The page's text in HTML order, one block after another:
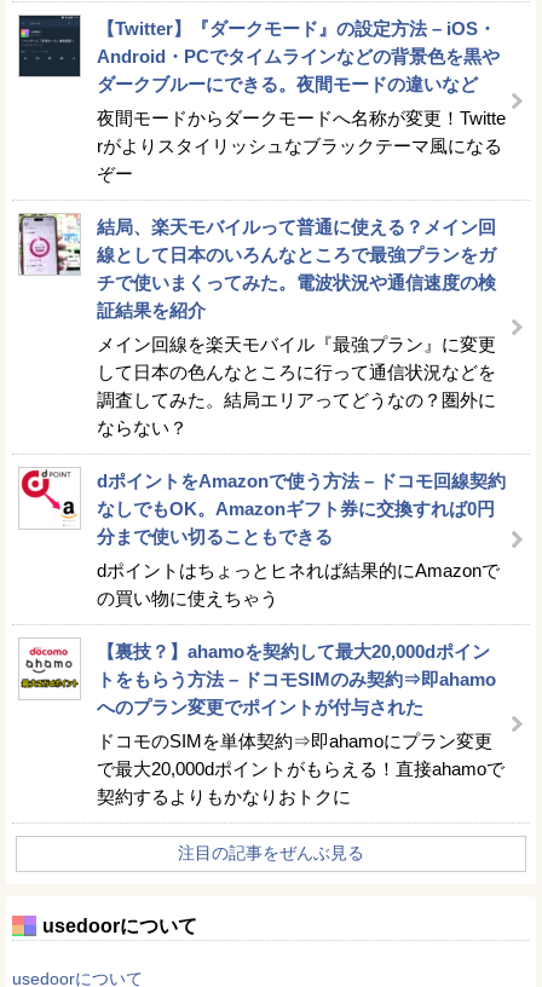
【Twitter】『ダークモード』の設定方法 – iOS・
Android・PCでタイムラインなどの背景色を黒や
ダークブルーにできる。夜間モードの違いなど
夜間モードからダークモードへ名称が変更！Twitte
rがよりスタイリッシュなブラックテーマ風になる
ぞー
結局、楽天モバイルって普通に使える？メイン回
線として日本のいろんなところで最強プランをガ
チで使いまくってみた。電波状況や通信速度の検
証結果を紹介
メイン回線を楽天モバイル『最強プラン』に変更
して日本の色んなところに行って通信状況などを
調査してみた。結局エリアってどうなの？圏外に
ならない？
dポイントをAmazonで使う方法 – ドコモ回線契約
なしでもOK。Amazonギフト券に交換すれば0円
分まで使い切ることもできる
dポイントはちょっとヒネれば結果的にAmazonで
の買い物に使えちゃう
【裏技？】ahamoを契約して最大20,000dポイン
トをもらう方法 – ドコモSIMのみ契約⇒即ahamo
へのプラン変更でポイントが付与された
ドコモのSIMを単体契約⇒即ahamoにプラン変更
で最大20,000dポイントがもらえる！直接ahamoで
契約するよりもかなりおトクに
注目の記事をぜんぶ見る
usedoorについて
usedoorについて